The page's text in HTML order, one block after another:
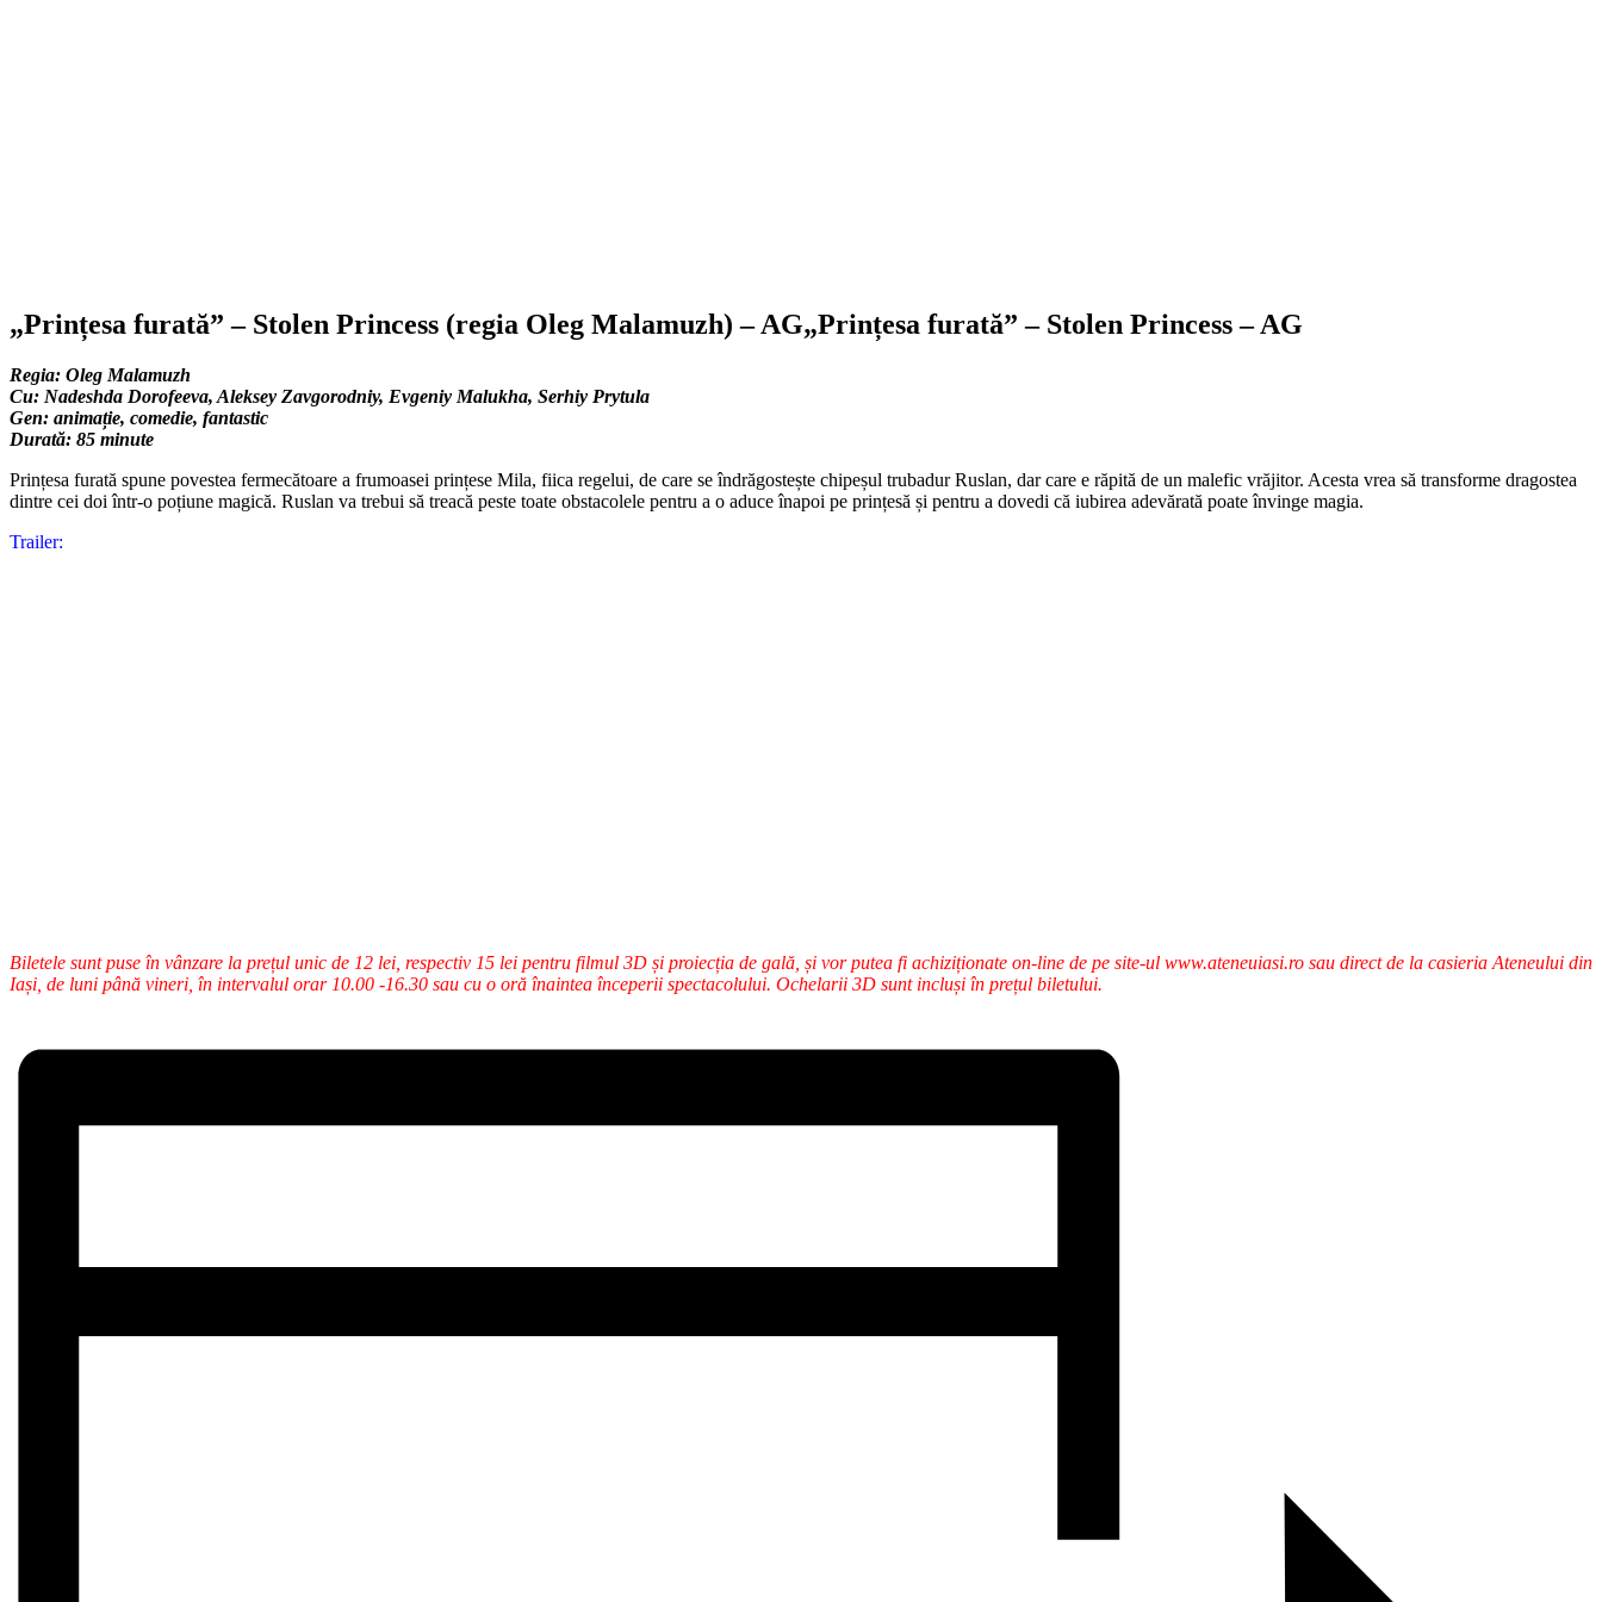
„Prințesa furată” – Stolen Princess (regia Oleg Malamuzh) – AG„Prințesa furată” – Stolen Princess – AG
Regia: Oleg Malamuzh
Cu: Nadeshda Dorofeeva, Aleksey Zavgorodniy, Evgeniy Malukha, Serhiy Prytula
Gen: animație, comedie, fantastic
Durată: 85 minute
Prințesa furată spune povestea fermecătoare a frumoasei prințese Mila, fiica regelui, de care se îndrăgostește chipeșul trubadur Ruslan, dar care e răpită de un malefic vrăjitor. Acesta vrea să transforme dragostea
dintre cei doi într-o poțiune magică. Ruslan va trebui să treacă peste toate obstacolele pentru a o aduce înapoi pe prințesă și pentru a dovedi că iubirea adevărată poate învinge magia.
Trailer:
Biletele sunt puse în vânzare la prețul unic de 12 lei, respectiv 15 lei pentru filmul 3D și proiecția de gală, și vor putea fi achiziționate on-line de pe site-ul www.ateneuiasi.ro sau direct de la casieria Ateneului din
Iași, de luni până vineri, în intervalul orar 10.00 -16.30 sau cu o oră înaintea începerii spectacolului. Ochelarii 3D sunt incluși în prețul biletului.